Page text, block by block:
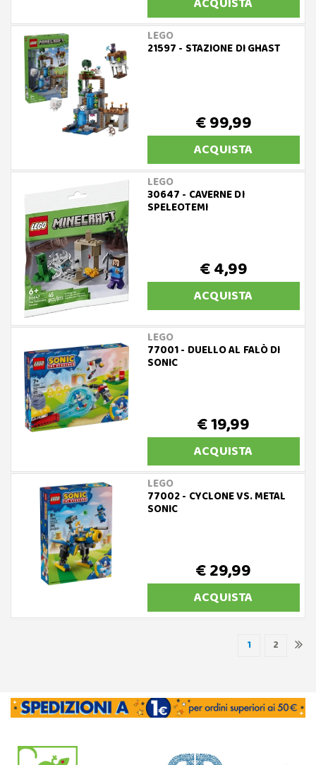
LEGO
21597 - STAZIONE DI GHAST
€ 99,99
ACQUISTA
LEGO
30647 - CAVERNE DI
SPELEOTEMI
€ 4,99
ACQUISTA
LEGO
77001 - DUELLO AL FALÒ DI
SONIC
€ 19,99
ACQUISTA
LEGO
77002 - CYCLONE VS. METAL
SONIC
€ 29,99
ACQUISTA
1 2